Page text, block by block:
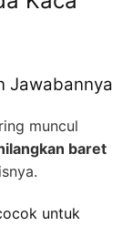
Jawabannya
muncul
baret
untuk